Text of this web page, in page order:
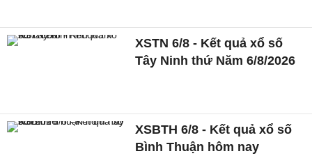
XSTN 6/8 - Kết quả xổ số
Tây Ninh thứ Năm 6/8/2026
XSBTH 6/8 - Kết quả xổ số
Bình Thuận hôm nay